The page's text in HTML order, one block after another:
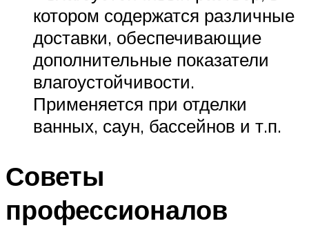
котором содержатся различные
доставки, обеспечивающие
дополнительные показатели
влагоустойчивости.
Применяется при отделки
ванных, саун, бассейнов и т.п.
Советы
профессионалов